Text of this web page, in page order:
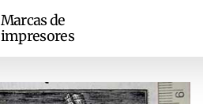
Marcas de
impresores